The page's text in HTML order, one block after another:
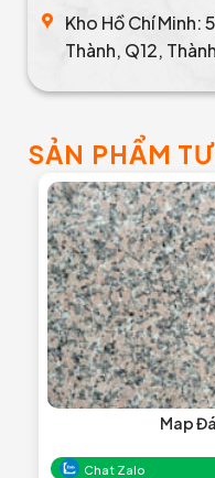
Kho Hồ Chí Minh:
Thành, Q12,
SẢN PHẨM
Map
Chat Zalo